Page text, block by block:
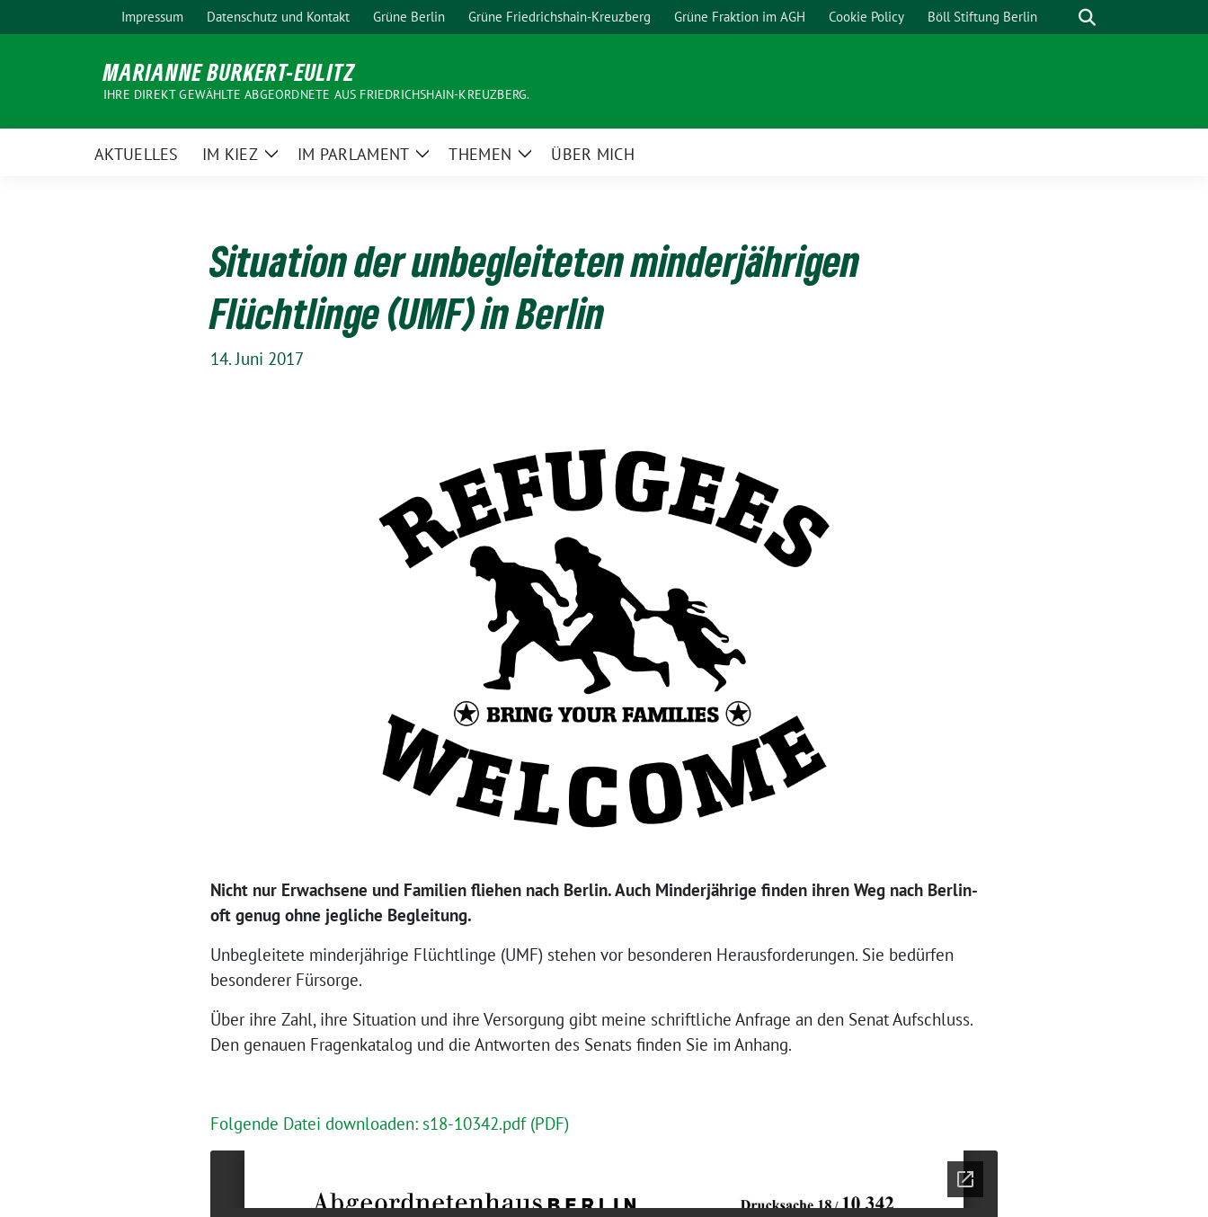
zum
Impressum Datenschutz und Kontakt Grüne Berlin Grüne Friedrichshain-Kreuzberg Grüne Fraktion im AGH Cookie Policy Böll Stiftung Berlin
MARIANNE BURKERT-EULITZ
IHRE DIREKT GEWÄHLTE ABGEORDNETE AUS FRIEDRICHSHAIN-KREUZBERG.
AKTUELLES IM KIEZ
ZeigeIM PARLAMENT
ZeigeTHEMEN
ZeigeÜBER MICH
Situation der unbegleiteten minderjährigen
Flüchtlinge (UMF) in Berlin
14. Juni 2017
Nicht nur Erwachsene und Familien fliehen nach Berlin. Auch Minderjährige finden ihren Weg nach Berlin-
oft genug ohne jegliche Begleitung.
Unbegleitete minderjährige Flüchtlinge (UMF) stehen vor besonderen Herausforderungen. Sie bedürfen
besonderer Fürsorge.
Über ihre Zahl, ihre Situation und ihre Versorgung gibt meine schriftliche Anfrage an den Senat Aufschluss.
Den genauen Fragenkatalog und die Antworten des Senats finden Sie im Anhang.
Folgende Datei downloaden: s18-10342.pdf (PDF)